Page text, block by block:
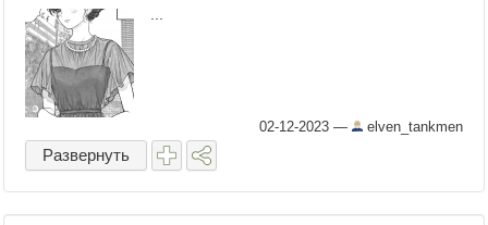
02-12-2023 — elven_tankmen
Развернуть